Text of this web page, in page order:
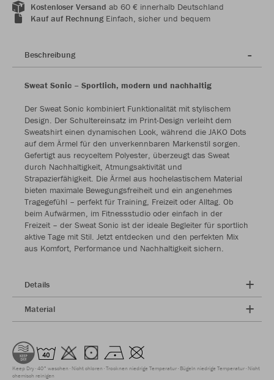
Kostenloser Versand ab 60 € innerhalb Deutschland
Kauf auf RechnungEinfach, sicher und bequem
Beschreibung
Sweat Sonic – Sportlich, modern und nachhaltig
Der Sweat Sonic kombiniert Funktionalität mit stylischem
Design. Der Schultereinsatz im Print-Design verleiht dem
Sweatshirt einen dynamischen Look, während die JAKO Dots
auf dem Ärmel für den unverkennbaren Markenstil sorgen.
Gefertigt aus recyceltem Polyester, überzeugt das Sweat
durch Nachhaltigkeit, Atmungsaktivität und
Strapazierfähigkeit. Die Ärmel aus hochelastischem Material
bieten maximale Bewegungsfreiheit und ein angenehmes
Tragegefühl – perfekt für Training, Freizeit oder Alltag. Ob
beim Aufwärmen, im Fitnessstudio oder einfach in der
Freizeit – der Sweat Sonic ist der ideale Begleiter für sportlich
aktive Tage mit Stil. Jetzt entdecken und den perfekten Mix
aus Komfort, Performance und Nachhaltigkeit sichern.
Details
Material
Keep Dry 40° waschen Nicht chloren Trocknen niedrige Temperatur Bügeln niedrige Temperatur Nicht
chemisch reinigen